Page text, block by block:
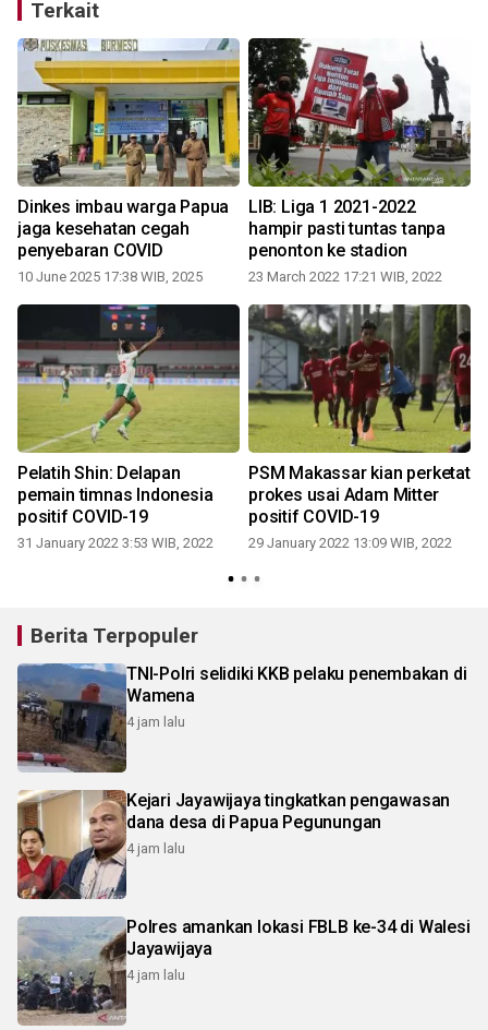
Terkait
Dinkes imbau warga Papua
jaga kesehatan cegah
penyebaran COVID
10 June 2025 17:38 WIB, 2025
LIB: Liga 1 2021-2022
hampir pasti tuntas tanpa
penonton ke stadion
23 March 2022 17:21 WIB, 2022
Pelatih Shin: Delapan
pemain timnas Indonesia
positif COVID-19
31 January 2022 3:53 WIB, 2022
PSM Makassar kian perketat
prokes usai Adam Mitter
positif COVID-19
29 January 2022 13:09 WIB, 2022
Berita Terpopuler
TNI-Polri selidiki KKB pelaku penembakan di
Wamena
4 jam lalu
Kejari Jayawijaya tingkatkan pengawasan
dana desa di Papua Pegunungan
4 jam lalu
Polres amankan lokasi FBLB ke-34 di Walesi
Jayawijaya
4 jam lalu